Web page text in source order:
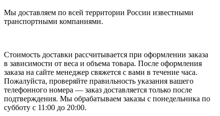
Мы доставляем по всей территории России известными
транспортными компаниями.
Стоимость доставки рассчитывается при оформлении заказа
в зависимости от веса и объема товара. После оформления
заказа на сайте менеджер свяжется с вами в течение часа.
Пожалуйста, проверяйте правильность указания вашего
телефонного номера — заказ доставляется только после
подтверждения. Мы обрабатываем заказы с понедельника по
субботу с 11:00 до 20:00.